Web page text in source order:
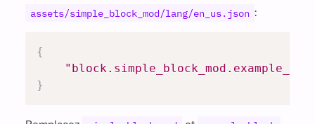
assets/simple_block_mod/lang/en_us.json :
{
}